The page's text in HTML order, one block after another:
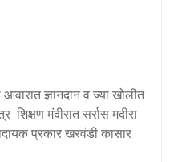
आवारात ज्ञानदान व ज्या खोलीत
शिक्षण मंदीरात सर्रास मदीरा
प्रकार खरवंडी कासार